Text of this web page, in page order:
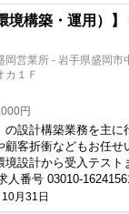
境構築・運用）】
営業所 - 岩手県盛岡市
１Ｆ
円
の設計構築業務を主に
顧客折衝などもお任せ
境設計から受入テスト
人番号 03010-
月31日